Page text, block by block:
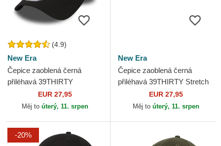
(4.9)
New Era
Čepice zaoblená černá
přiléhavá 39THIRTY
Essential Los Angeles
Dodgers MLB New Era
EUR 27,95
Měj to úterý, 11. srpen
New Era
Čepice zaoblená černá
přiléhavá 39THIRTY Stretch
Mesh New York Yankees
MLB New Era
EUR 27,95
Měj to úterý, 11. srpen
-20%